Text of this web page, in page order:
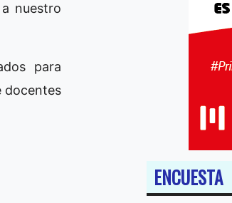
nuestro
para
docentes
ENCUESTA